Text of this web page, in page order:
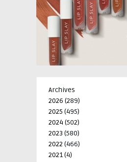
Archives
2026 (289)
2025 (495)
2024 (502)
2023 (580)
2022 (466)
2021(4)